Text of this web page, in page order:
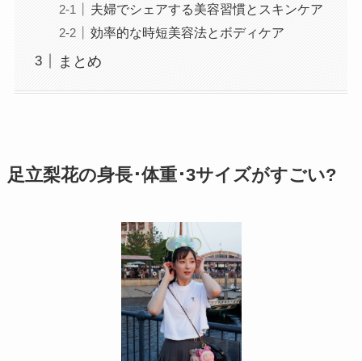
夫婦でシェアする美容習慣とスキンケア
効率的な時短美容法とボディケア
まとめ
足立梨花の身長･体重･3サイズがすごい?